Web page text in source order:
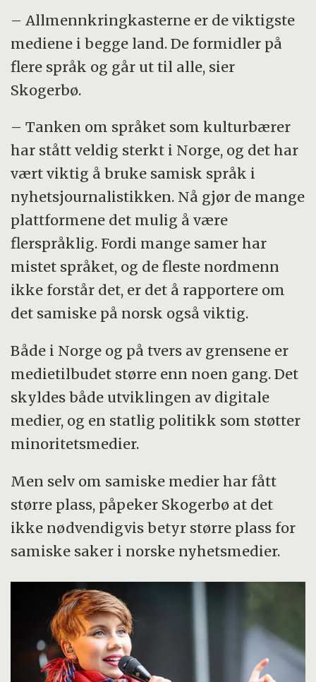
– Allmennkringkasterne er de viktigste
mediene i begge land. De formidler på
flere språk og går ut til alle, sier
Skogerbø.
– Tanken om språket som kulturbærer
har stått veldig sterkt i Norge, og det har
vært viktig å bruke samisk språk i
nyhetsjournalistikken. Nå gjør de mange
plattformene det mulig å være
flerspråklig. Fordi mange samer har
mistet språket, og de fleste nordmenn
ikke forstår det, er det å rapportere om
det samiske på norsk også viktig.
Både i Norge og på tvers av grensene er
medietilbudet større enn noen gang. Det
skyldes både utviklingen av digitale
medier, og en statlig politikk som støtter
minoritetsmedier.
Men selv om samiske medier har fått
større plass, påpeker Skogerbø at det
ikke nødvendigvis betyr større plass for
samiske saker i norske nyhetsmedier.